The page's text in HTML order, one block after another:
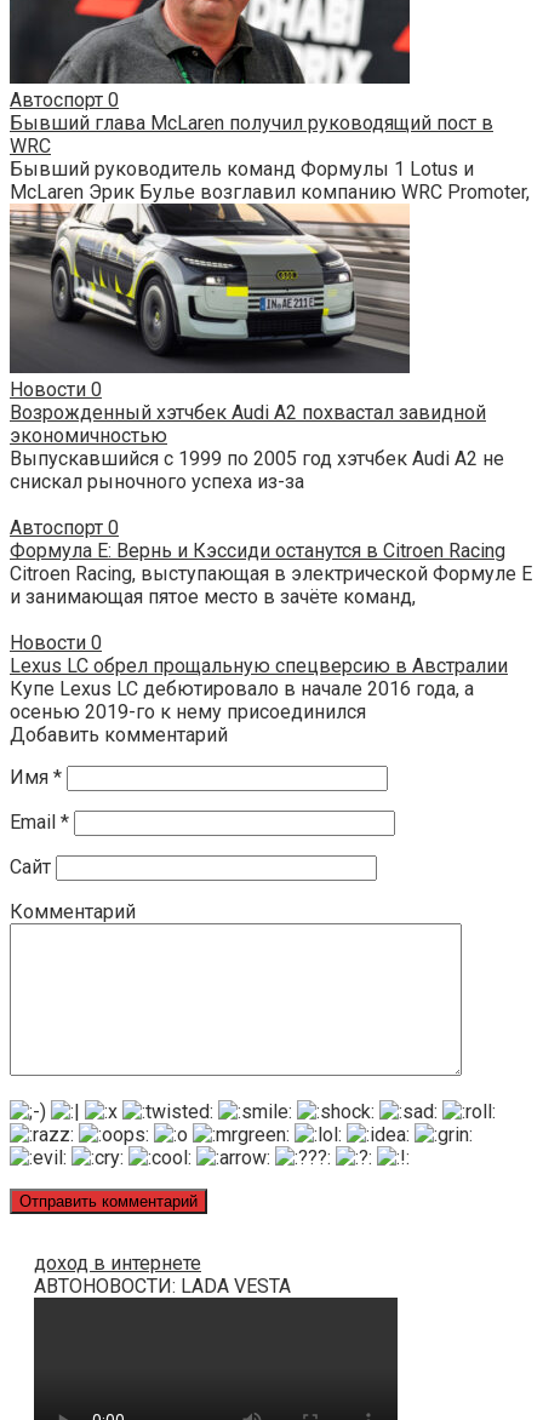
Автоспорт 0
Бывший глава McLaren получил руководящий пост в
WRC
Бывший руководитель команд Формулы 1 Lotus и
McLaren Эрик Булье возглавил компанию WRC Promoter,
Новости 0
Возрожденный хэтчбек Audi A2 похвастал завидной
экономичностью
Выпускавшийся с 1999 по 2005 год хэтчбек Audi A2 не
снискал рыночного успеха из-за
Автоспорт 0
Формула Е: Вернь и Кэссиди останутся в Citroen Racing
Citroen Racing, выступающая в электрической Формуле Е
и занимающая пятое место в зачёте команд,
Новости 0
Lexus LC обрел прощальную спецверсию в Австралии
Купе Lexus LC дебютировало в начале 2016 года, а
осенью 2019-го к нему присоединился
Добавить комментарий
Имя *
Email *
Сайт
Комментарий
доход в интернете
АВТОНОВОСТИ: LADA VESTA